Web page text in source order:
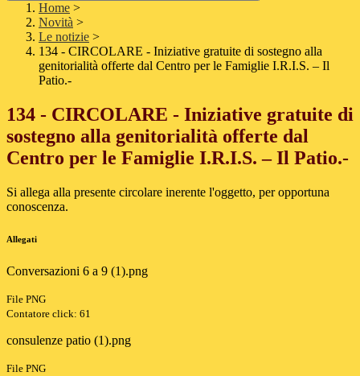
Home >
Novità >
Le notizie >
134 - CIRCOLARE - Iniziative gratuite di sostegno alla
genitorialità offerte dal Centro per le Famiglie I.R.I.S. – Il
Patio.-
134 - CIRCOLARE - Iniziative gratuite di
sostegno alla genitorialità offerte dal
Centro per le Famiglie I.R.I.S. – Il Patio.-
Si allega alla presente circolare inerente l'oggetto, per opportuna
conoscenza.
Allegati
Conversazioni 6 a 9 (1).png
File PNG
Contatore click: 61
consulenze patio (1).png
File PNG